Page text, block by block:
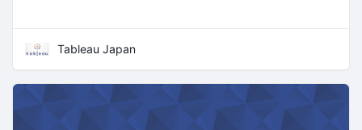
Tableau Japan